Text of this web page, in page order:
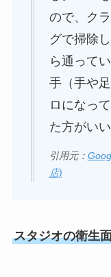
ので、ク
グで掃除
ら通って
手（手や
ロになっ
た方がい
引用元：
店)
スタジオの衛生